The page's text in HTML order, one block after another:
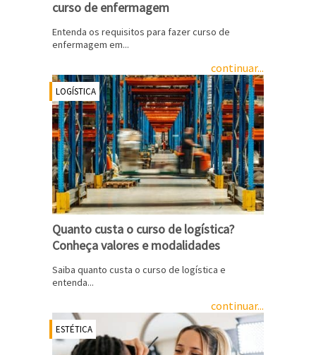
curso de enfermagem
Entenda os requisitos para fazer curso de
enfermagem em...
continuar...
LOGÍSTICA
Quanto custa o curso de logística?
Conheça valores e modalidades
Saiba quanto custa o curso de logística e
entenda...
continuar...
ESTÉTICA